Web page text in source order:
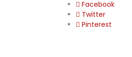
Facebook
Twitter
Pinterest